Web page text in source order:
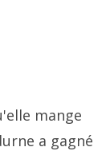
mange
a gagné